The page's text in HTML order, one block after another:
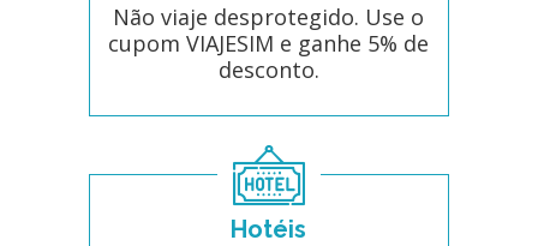
Não viaje desprotegido. Use o
cupom VIAJESIM e ganhe 5% de
desconto.
Hotéis